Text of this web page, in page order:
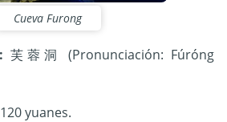
Cueva Furong
芙蓉洞 (Pronunciación: Fúróng
120 yuanes.